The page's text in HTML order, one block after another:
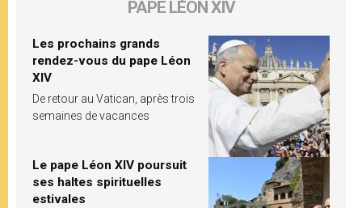
PAPE LÉON XIV
Les prochains grands
rendez-vous du pape Léon
XIV
De retour au Vatican, après trois
semaines de vacances
Le pape Léon XIV poursuit
ses haltes spirituelles
estivales